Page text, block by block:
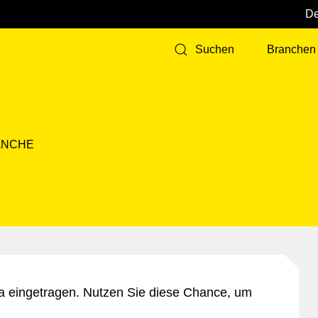
Suchen Branchen
eingetragen. Nutzen Sie diese Chance, um